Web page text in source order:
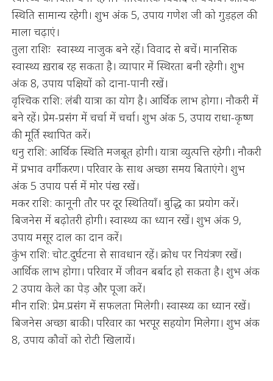
स्थिति सामान्य रहेगी। शुभ अंक 5, उपाय गणेश जी को गुड़हल की
माला चढ़ाएं।
तुला राशिः स्वास्थ्य नाजुक बने रहें। विवाद से बचें। मानसिक
स्वास्थ्य ख़राब रह सकता है। व्यापार में स्थिरता बनी रहेगी। शुभ
अंक 8, उपाय पक्षियों को दाना-पानी रखें।
वृश्चिक राशि: लंबी यात्रा का योग है। आर्थिक लाभ होगा। नौकरी में
बने रहें। प्रेम-प्रसंग में चर्चा में चर्चा। शुभ अंक 5, उपाय राधा-कृष्ण
की मूर्ति स्थापित करें।
धनु राशि: आर्थिक स्थिति मजबूत होगी। यात्रा व्युत्पत्ति रहेगी। नौकरी
में प्रभाव वर्गीकरण। परिवार के साथ अच्छा समय बिताएंगे। शुभ
अंक 5 उपाय पर्स में मोर पंख रखें।
मकर राशि: कानूनी तौर पर दूर स्थितियाँ। बुद्धि का प्रयोग करें।
बिजनेस में बढ़ोतरी होगी। स्वास्थ्य का ध्यान रखें। शुभ अंक 9,
उपाय मसूर दाल का दान करें।
कुंभ राशि: चोट.दुर्घटना से सावधान रहें। क्रोध पर नियंत्रण रखें।
आर्थिक लाभ होगा। परिवार में जीवन बर्बाद हो सकता है। शुभ अंक
2 उपाय केले का पेड़ और पूजा करें।
मीन राशि: प्रेम.प्रसंग में सफलता मिलेगी। स्वास्थ्य का ध्यान रखें।
बिजनेस अच्छा बाकी। परिवार का भरपूर सहयोग मिलेगा। शुभ अंक
8, उपाय कौवों को रोटी खिलायें।